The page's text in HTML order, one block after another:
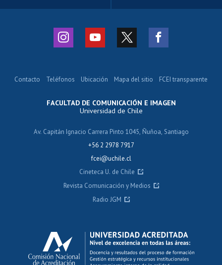
FACULTAD DE COMUNICACIÓN E IMAGEN
Universidad de Chile
Av. Capitán Ignacio Carrera Pinto 1045, Ñuñoa, Santiago
+56 2 2978 7917
fcei@uchile.cl
Contacto Teléfonos Ubicación Mapa del sitio FCEI transparente
Cineteca U. de Chile
Revista Comunicación y Medios
Radio JGM